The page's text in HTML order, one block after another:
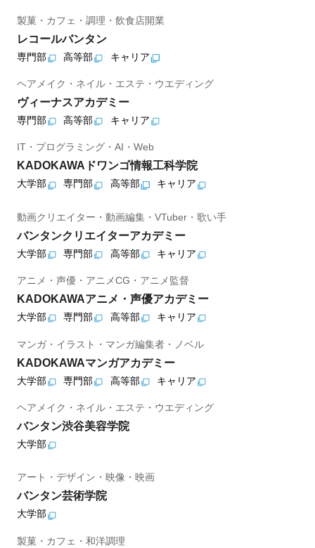
製菓・カフェ・調理・飲食店開業
レコールバンタン
専門部 高等部 キャリア
ヘアメイク・ネイル・エステ・ウエディング
ヴィーナスアカデミー
専門部 高等部 キャリア
IT・プログラミング・AI・Web
KADOKAWAドワンゴ情報工科学院
大学部 専門部 高等部 キャリア
動画クリエイター・動画編集・VTuber・歌い手
バンタンクリエイターアカデミー
大学部 専門部 高等部 キャリア
アニメ・声優・アニメCG・アニメ監督
KADOKAWAアニメ・声優アカデミー
大学部 専門部 高等部 キャリア
マンガ・イラスト・マンガ編集者・ノベル
KADOKAWAマンガアカデミー
大学部 専門部 高等部 キャリア
ヘアメイク・ネイル・エステ・ウエディング
バンタン渋谷美容学院
大学部
アート・デザイン・映像・映画
バンタン芸術学院
大学部
製菓・カフェ・和洋調理